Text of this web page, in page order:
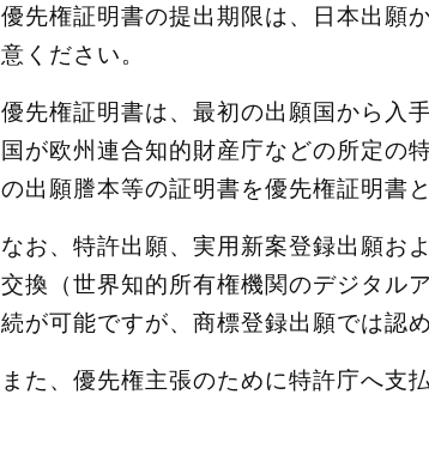
優先権証明書の提出期限は、日本出願
意ください。
優先権証明書は、最初の出願国から入
国が欧州連合知的財産庁などの所定の
の出願謄本等の証明書を優先権証明書
なお、特許出願、実用新案登録出願お
交換（世界知的所有権機関のデジタル
続が可能ですが、商標登録出願では認
また、優先権主張のために特許庁へ支